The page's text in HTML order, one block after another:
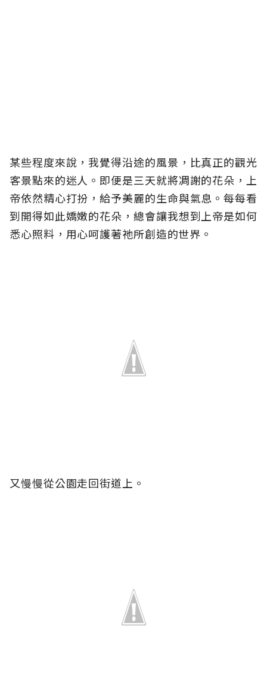
某些程度來說，我覺得沿途的風景，比真正的觀光
客景點來的迷人。即便是三天就將凋謝的花朵，上
帝依然精心打扮，給予美麗的生命與氣息。每每看
到開得如此嬌嫩的花朵，總會讓我想到上帝是如何
悉心照料，用心呵護著祂所創造的世界。
又慢慢從公園走回街道上。